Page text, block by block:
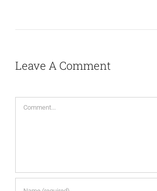
Leave A Comment
Comment